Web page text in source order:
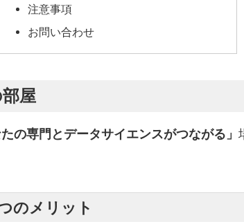
注意事項
お問い合わせ
屋
の専門とデータサイエンスがつながる」
のメリット